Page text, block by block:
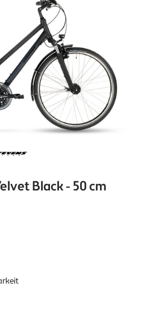
Black - 50 cm